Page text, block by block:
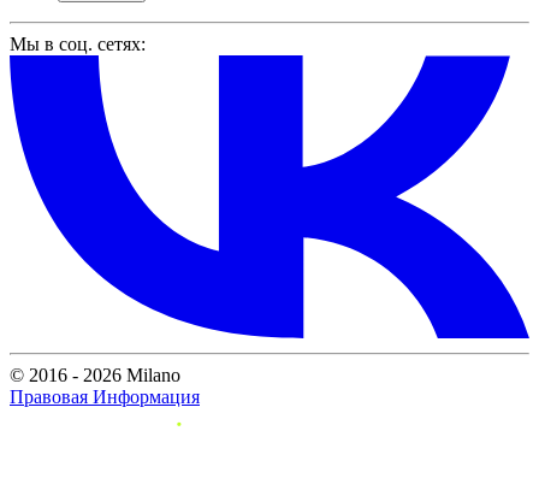
Мы в соц. сетях:
© 2016 - 2026 Milano
Правовая Информация